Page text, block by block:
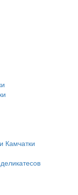
Камчатки